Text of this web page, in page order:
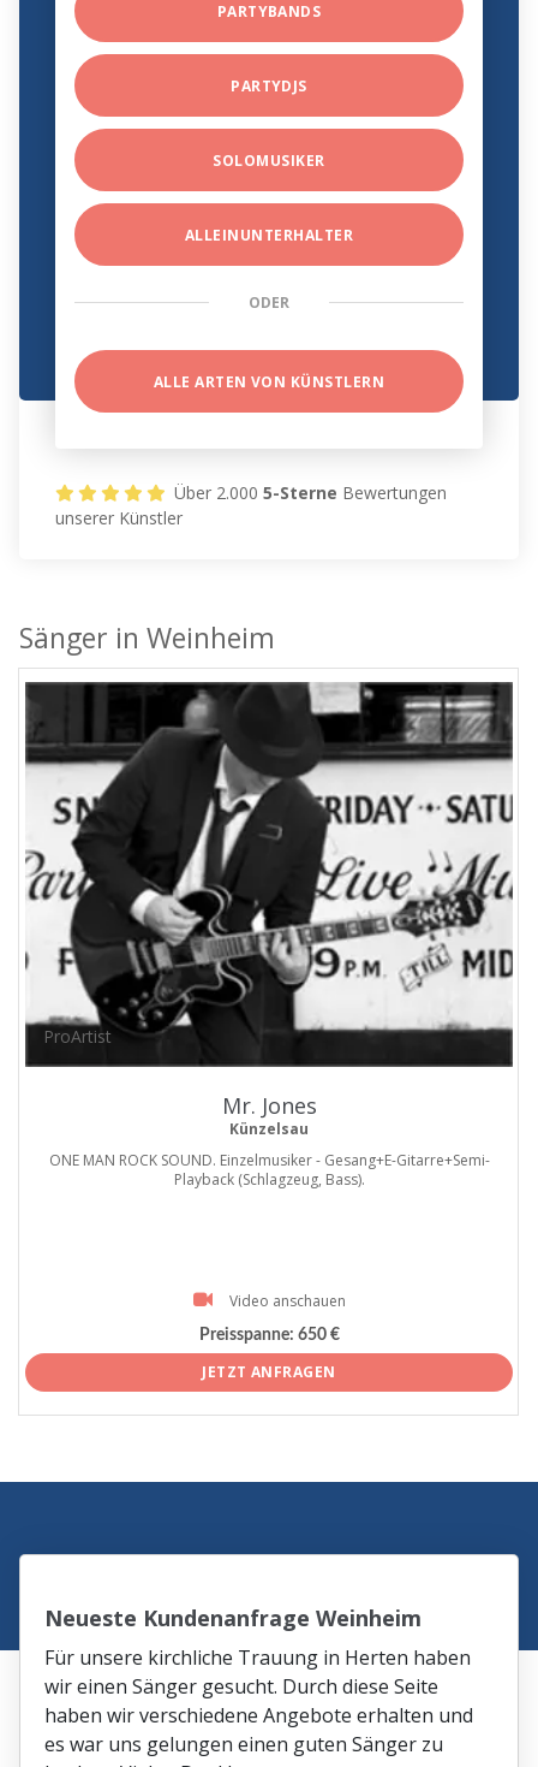
PARTYBANDS
PARTYDJS
SOLOMUSIKER
ALLEINUNTERHALTER
ODER
ALLE ARTEN VON KÜNSTLERN
Über 2.0005-Sterne Bewertungen
unserer Künstler
Sänger in Weinheim
ProArtist
Mr. Jones
Künzelsau
ONE MAN ROCK SOUND. Einzelmusiker - Gesang+E-Gitarre+Semi-
Playback (Schlagzeug, Bass).
Video anschauen
Preisspanne: 650 €
JETZT ANFRAGEN
Neueste Kundenanfrage Weinheim
Für unsere kirchliche Trauung in Herten haben
wir einen Sänger gesucht. Durch diese Seite
haben wir verschiedene Angebote erhalten und
es war uns gelungen einen guten Sänger zu